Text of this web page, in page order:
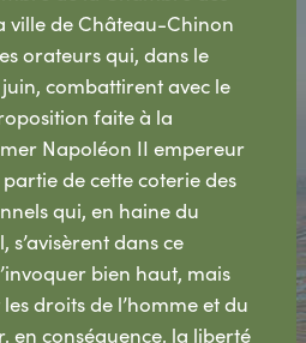
ville de Château-Chinon
orateurs qui, dans le
combattirent avec le
faite à la
Napoléon II empereur
de cette coterie des
qui, en haine du
dans ce
bien haut, mais
droits de l’homme et du
en conséquence, la liberté